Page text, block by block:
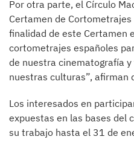
Por otra parte, el Círculo
Certamen de Cortometrajes
finalidad de este Certamen
cortometrajes españoles
de nuestra cinematografía
nuestras culturas”, afirman
Los interesados en
expuestas en las bases del
su trabajo hasta el 31 de